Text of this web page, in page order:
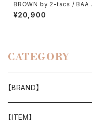
BROWN by 2-tacs / BAA P
OCKET（TIE DYE）
¥20,900
CATEGORY
【BRAND】
山と道
【ITEM】